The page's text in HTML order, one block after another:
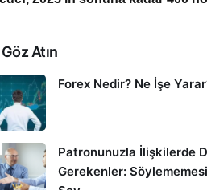
Göz Atın
Forex Nedir? Ne İşe
Patronunuzla İlişkilerde
Gerekenler: